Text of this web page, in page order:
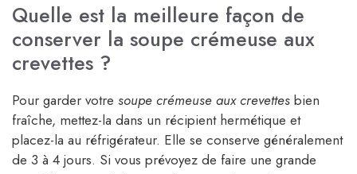
Quelle est la meilleure façon de
conserver la soupe crémeuse aux
crevettes ?
Pour garder votre soupe crémeuse aux crevettes bien
fraîche, mettez-la dans un récipient hermétique et
placez-la au réfrigérateur. Elle se conserve généralement
de 3 à 4 jours. Si vous prévoyez de faire une grande